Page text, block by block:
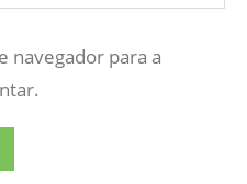
navegador para a